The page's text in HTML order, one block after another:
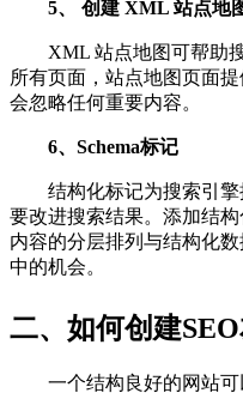
5、 创建 XML 站点地
XML 站点地图可帮助
所有页面，站点地图页面
会忽略任何重要内容。
6、Schema标记
结构化标记为搜索引
要改进搜索结果。添加结
内容的分层排列与结构化
中的机会。
二、如何创建
一个结构良好的网站可